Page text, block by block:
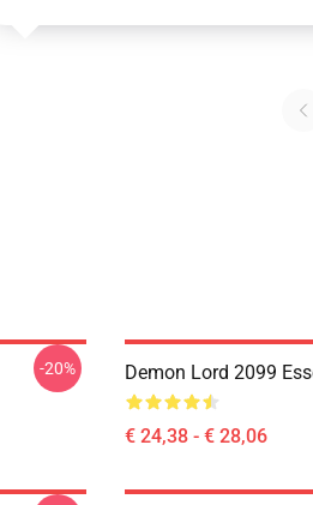
-20% Demon Lord 2099
€ 24,38 - € 28,06